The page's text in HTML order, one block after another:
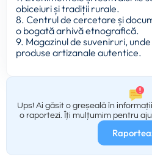
obiceiuri și tradiții rurale.
8. Centrul de cercetare și
o bogată arhivă etnografică.
9. Magazinul de suveniruri,
produse artizanale autentice.
Ups! Ai găsit o greșeală în
o raportezi. Îți mulțumim pentru